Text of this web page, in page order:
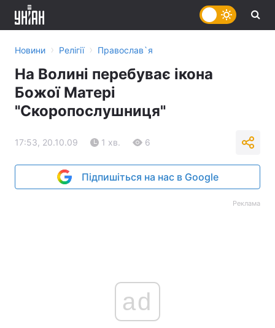
Новини › Релігії › Православ`я
На Волині перебуває ікона
Божої Матері
"Cкоропослушниця"
17:53, 20.10.09 1 хв. 6
Підпишіться на нас в Google
Реклама
ad